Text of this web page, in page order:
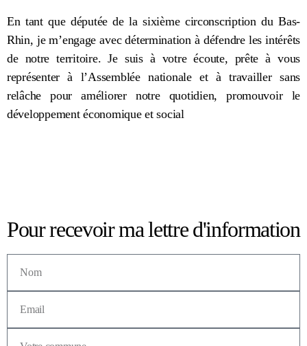
En tant que députée de la sixième circonscription du Bas-
Rhin, je m’engage avec détermination à défendre les intérêts
de notre territoire. Je suis à votre écoute, prête à vous
représenter à l’Assemblée nationale et à travailler sans
relâche pour améliorer notre quotidien, promouvoir le
développement économique et social
Pour recevoir ma lettre d'information